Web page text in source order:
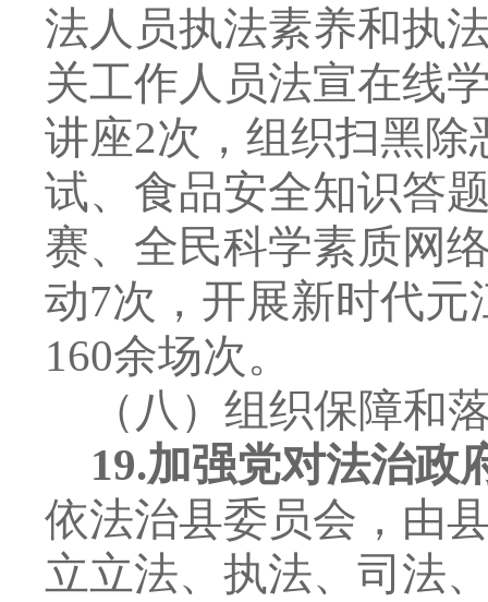
法人员执法素养和执
关工作人员法宣在线
讲座2次，组织扫黑除
试、食品安全知识答
赛、全民科学素质网
动7次，开展新时代
160余场次。
（八）组织保障和
19.加强党对法治政
依法治县委员会，由
立立法、执法、司法